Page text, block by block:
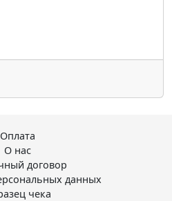
Оплата
О нас
договор
данных
чека